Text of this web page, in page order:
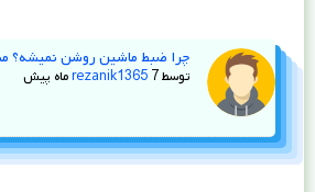
چرا ضبط ماشین روشن نمیشه؟
توسط rezanik1365 7 ماه پیش